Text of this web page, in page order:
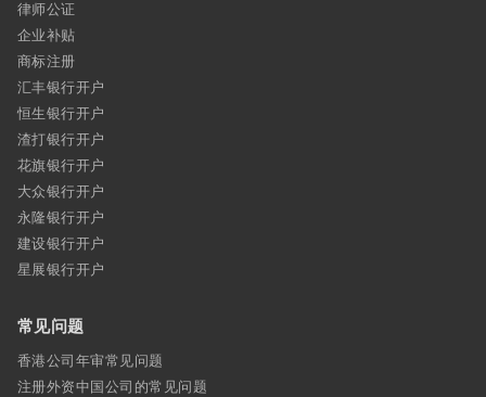
律师公证
企业补贴
商标注册
汇丰银行开户
恒生银行开户
渣打银行开户
花旗银行开户
大众银行开户
永隆银行开户
建设银行开户
星展银行开户
常见问题
香港公司年审常见问题
注册外资中国公司的常见问题